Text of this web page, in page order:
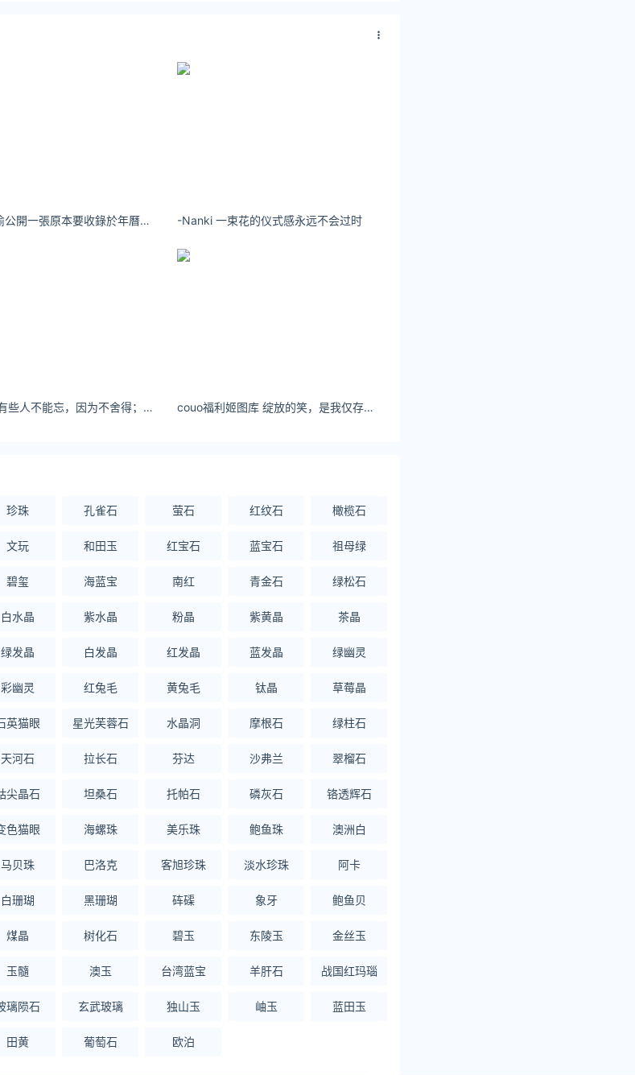
8.87
油价格形成机制，自2022年12月5日24时起，国内汽、柴油价
元，92号汽油价格下跌0.35元。95号汽油价格下
上海8.238.769.767.93江苏
8.33
林莎 偷偷公開一張原本要收錄於年曆的照片 久等了～ -Nanki 一束花的仪式感永远不会过时
o是小吕有些人不能忘，因为不舍得；有些人必须忘，因为不值得。 couo福利姬图库 绽放的笑，是我仅存的骄傲。
珍珠 孔雀石 萤石 红纹石 橄榄石
文玩 和田玉 红宝石 蓝宝石 祖母绿
碧玺 海蓝宝 南红 青金石 绿松石
白水晶 紫水晶 粉晶 紫黄晶 茶晶
绿发晶 白发晶 红发晶 蓝发晶 绿幽灵
彩幽灵 红兔毛 黄兔毛 钛晶 草莓晶
英猫眼 星光芙蓉石 水晶洞 摩根石 绿柱石
天河石 拉长石 芬达 沙弗兰 翠榴石
尖晶石 坦桑石 托帕石 磷灰石 铬透辉石
色猫眼 海螺珠 美乐珠 鲍鱼珠 澳洲白
马贝珠 巴洛克 客旭珍珠 淡水珍珠 阿卡
白珊瑚 黑珊瑚 砗磲 象牙 鲍鱼贝
煤晶 树化石 碧玉 东陵玉 金丝玉
玉髓 澳玉 台湾蓝宝 羊肝石 战国红玛瑙
璃陨石 玄武玻璃 独山玉 岫玉 蓝田玉
田黄 葡萄石 欧泊